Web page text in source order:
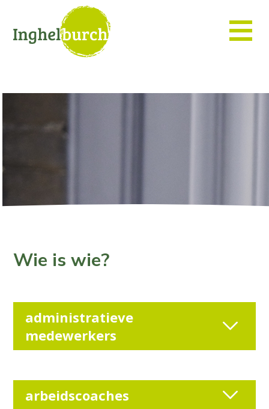
Wie is wie?
administratieve
medewerkers
arbeidscoaches